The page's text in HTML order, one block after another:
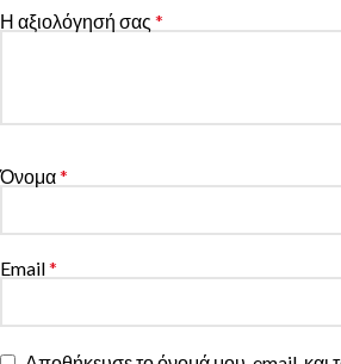
Η αξιολόγησή σας *
Όνομα*
Email*